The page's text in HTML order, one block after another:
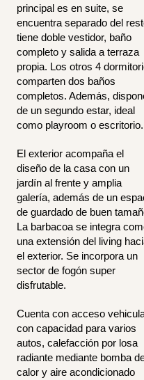
principal es en suite, se
encuentra separado del
tiene doble vestidor, baño
completo y salida a terraza
propia. Los otros 4
comparten dos baños
completos. Además,
de un segundo estar, ideal
como playroom o escritorio.
El exterior acompaña el
diseño de la casa con un
jardín al frente y amplia
galería, además de un
de guardado de buen
La barbacoa se integra
una extensión del living
el exterior. Se incorpora un
sector de fogón super
disfrutable.
Cuenta con acceso
con capacidad para varios
autos, calefacción por losa
radiante mediante bomba
calor y aire acondicionado